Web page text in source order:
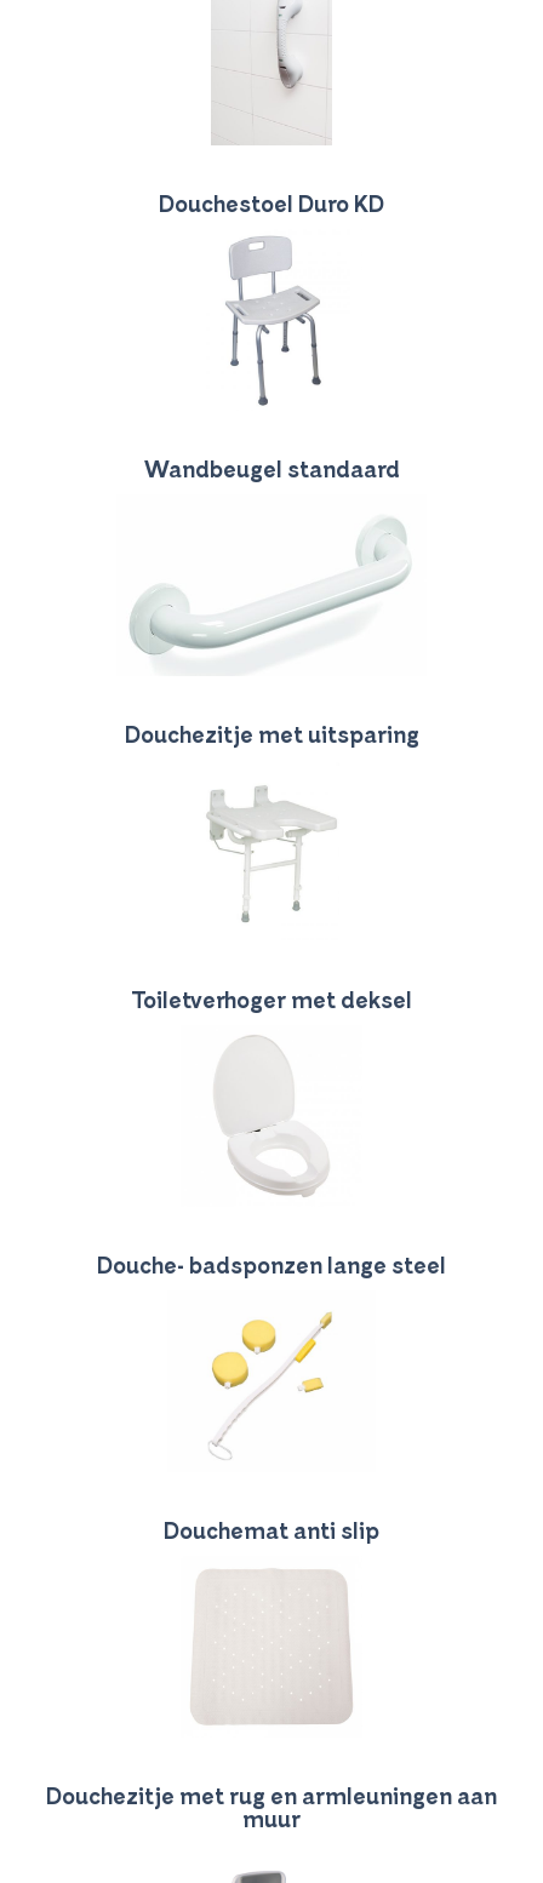
Douchestoel Duro KD
Wandbeugel standaard
Douchezitje met uitsparing
Toiletverhoger met deksel
Douche- badsponzen lange steel
Douchemat anti slip
Douchezitje met rug en armleuningen aan
muur